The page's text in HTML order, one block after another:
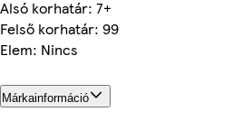
Alsó korhatár: 7+
Felső korhatár: 99
Elem: Nincs
Márkainformáció